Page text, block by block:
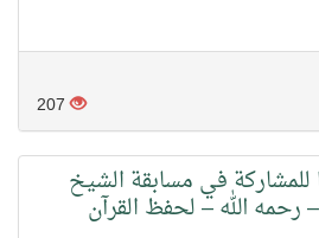
207
في مسابقة الشيخ
الله – لحفظ القرآن